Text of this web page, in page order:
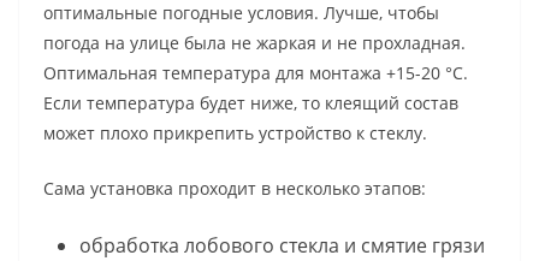
оптимальные погодные условия. Лучше, чтобы
погода на улице была не жаркая и не прохладная.
Оптимальная температура для монтажа +15-20 °С.
Если температура будет ниже, то клеящий состав
может плохо прикрепить устройство к стеклу.
Сама установка проходит в несколько этапов:
обработка лобового стекла и смятие грязи